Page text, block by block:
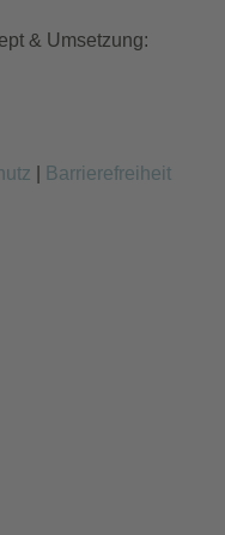
& Umsetzung:
Barrierefreiheit